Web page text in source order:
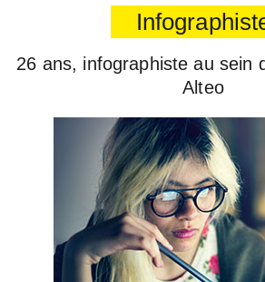
26 ans, infographiste au sein
Alteo